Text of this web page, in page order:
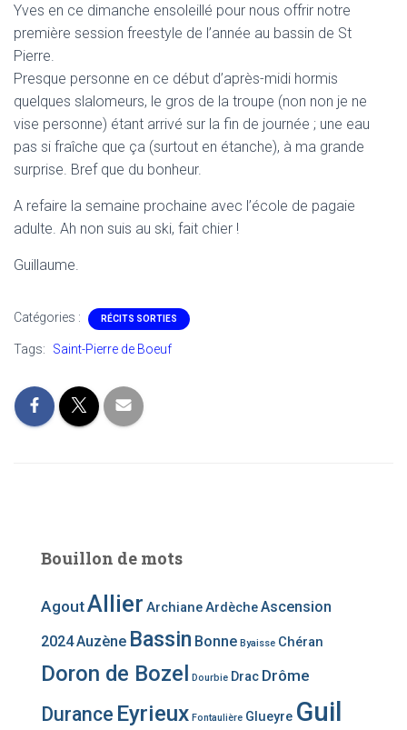
Yves en ce dimanche ensoleillé pour nous offrir notre
première session freestyle de l’année au bassin de St
Pierre.
Presque personne en ce début d’après-midi hormis
quelques slalomeurs, le gros de la troupe (non non je ne
vise personne) étant arrivé sur la fin de journée ; une eau
pas si fraîche que ça (surtout en étanche), à ma grande
surprise. Bref que du bonheur.
A refaire la semaine prochaine avec l’école de pagaie
adulte. Ah non suis au ski, fait chier !
Guillaume.
Catégories : RÉCITS SORTIES
Tags: Saint-Pierre de Boeuf
Bouillon de mots
AgoutAllier ArchianeArdècheAscension
2024Auzène Bassin Bonne Byaisse Chéran
Doron de Bozel Dourbie Drac Drôme
Durance Eyrieux Fontaulière Glueyre Guil